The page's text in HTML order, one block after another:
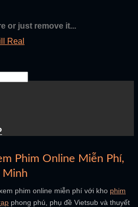
or just remove it...
Phim Online Miễn Phí,
Minh
phim online miễn phí với kho phim
phong phú, phụ đề Vietsub và thuyết